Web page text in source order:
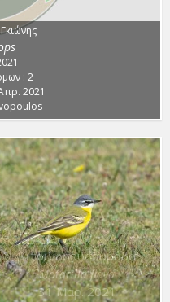
: 2
2021
Κιτρινοσουσουράδα
Motacilla flava
31 Μαρ. 2021